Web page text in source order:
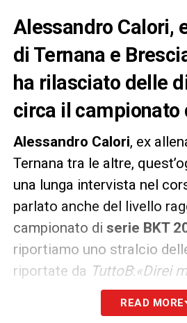
Alessandro Calori,
di Ternana e
ha rilasciato delle
circa il campionato
Alessandro Calori, ex
Ternana tra le altre,
una lunga intervista nel
parlato anche del livello
campionato di serie BKT
riportiamo uno stralcio
riportate da TuttoB:«Direi
questa Serie B. Perché il
non solo per la presenza di
READ MORE